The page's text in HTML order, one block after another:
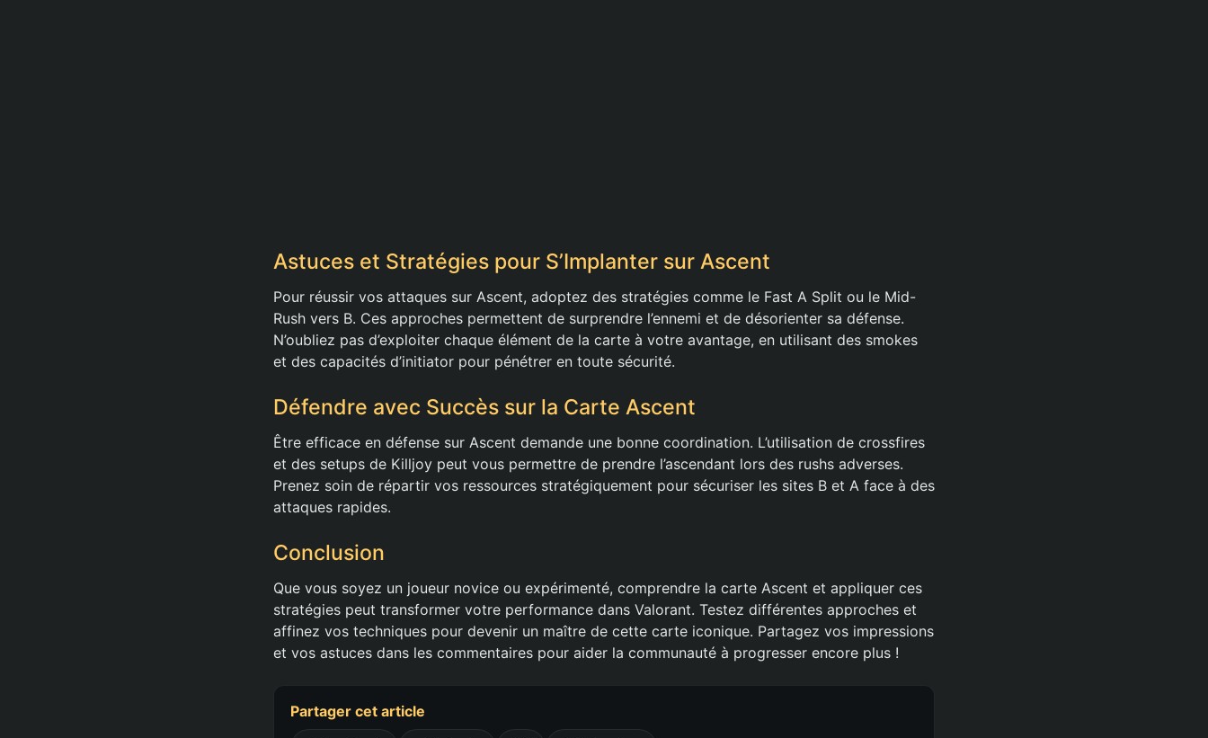
Astuces et Stratégies pour S’Implanter sur Ascent
Pour réussir vos attaques sur Ascent, adoptez des stratégies comme le Fast A Split ou le Mid-
Rush vers B. Ces approches permettent de surprendre l’ennemi et de désorienter sa défense.
N’oubliez pas d’exploiter chaque élément de la carte à votre avantage, en utilisant des smokes
et des capacités d’initiator pour pénétrer en toute sécurité.
Défendre avec Succès sur la Carte Ascent
Être efficace en défense sur Ascent demande une bonne coordination. L’utilisation de crossfires
et des setups de Killjoy peut vous permettre de prendre l’ascendant lors des rushs adverses.
Prenez soin de répartir vos ressources stratégiquement pour sécuriser les sites B et A face à des
attaques rapides.
Conclusion
Que vous soyez un joueur novice ou expérimenté, comprendre la carte Ascent et appliquer ces
stratégies peut transformer votre performance dans Valorant. Testez différentes approches et
affinez vos techniques pour devenir un maître de cette carte iconique. Partagez vos impressions
et vos astuces dans les commentaires pour aider la communauté à progresser encore plus !
Partager cet article